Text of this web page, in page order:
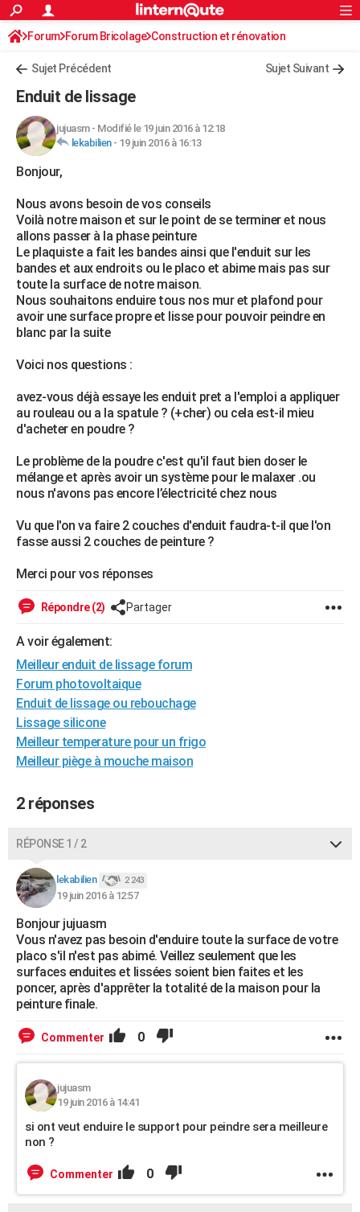
ACTUALITÉS
Politique
Société
Faits Divers
Education
Monde
Villes
+
FINANCE
Retraite
Impôts
Epargne
Immobilier
Risques naturels par ville
Banque
Assurance
Crédit
AUTO
Essais
Réserver un essai
Citadines
Berlines
SUV
Forum auto
+HIGH-TECH
Mobiles
Meilleur smartphone
Internet
Ordinateurs
Jeux vidéo
Guide high-tech
+BRICOLAGE
Forum
Aménagement intérieur
Extérieur
Cuisine
Salle de bains
Jardinage
Rangement
WEEK-END
Guides de France
Escapades
Patrimoine
Expositions
Musées
Week-end nature
+LIFESTYLE
Art de vivre
Bien-être
Loisirs
Modes de vie
SANTE
Alimentation
Guide de la santé
Maladies
Médicaments
Sommeil
GUIDES D'ACHAT
CARTE DE VOEUX
Dictionnaire
Biographies
Citations
Expressions
Proverbes
PROGRAMME TV
COPAINS D'AVANT
S'inscrire
Se connecter
Lycées
Collèges
Primaires
Universités
Entreprises
Service militaire
Avis de recherche
AVIS DE DÉCÈS
FORUM
Bricolage
Lifestyle
Culture
Sport
Auto
Television
Voyage
Cinema
Rechercher
S'inscrire
Connexion
Forum Forum Bricolage Construction et rénovation
Peinture, Vernis, Tapissserie
Sujet Précédent Sujet Suivant
Enduit de lissage
jujuasm- Modifié le 19 juin 2016 à 12:18
lekabilien- 19 juin 2016 à 16:13
Bonjour,
Nous avons besoin de vos conseils
Voilà notre maison et sur le point de se terminer et nous
allons passer à la phase peinture
Le plaquiste a fait les bandes ainsi que l'enduit sur les
bandes et aux endroits ou le placo et abime mais pas sur
toute la surface de notre maison.
Nous souhaitons enduire tous nos mur et plafond pour
avoir une surface propre et lisse pour pouvoir peindre en
blanc par la suite
Voici nos questions :
avez-vous déjà essaye les enduit pret a l'emploi a appliquer
au rouleau ou a la spatule ? (+cher) ou cela est-il mieu
d'acheter en poudre ?
Le problème de la poudre c'est qu'il faut bien doser le
mélange et après avoir un système pour le malaxer .ou
nous n'avons pas encore l’électricité chez nous
Vu que l'on va faire 2 couches d'enduit faudra-t-il que l'on
fasse aussi 2 couches de peinture ?
Merci pour vos réponses
Répondre (2) Partager
A voir également:
Meilleur enduit de lissage forum
Forum photovoltaique
Enduit de lissage ou rebouchage
Lissage silicone
Meilleur temperature pour un frigo
Meilleur piège à mouche maison
2 réponses
RÉPONSE 1 / 2
lekabilien 2 243
19 juin 2016 à 12:57
Bonjour jujuasm
Vous n'avez pas besoin d'enduire toute la surface de votre
placo s'il n'est pas abimé. Veillez seulement que les
surfaces enduites et lissées soient bien faites et les
poncer, après d'apprêter la totalité de la maison pour la
peinture finale.
Commenter 0
jujuasm
19 juin 2016 à 14:41
si ont veut enduire le support pour peindre sera meilleure
non ?
Commenter 0